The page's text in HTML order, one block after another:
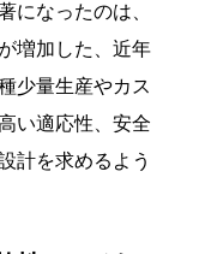
になったのは、
増加した、近年
少量生産やカス
い適応性、安全
計を求めるよう